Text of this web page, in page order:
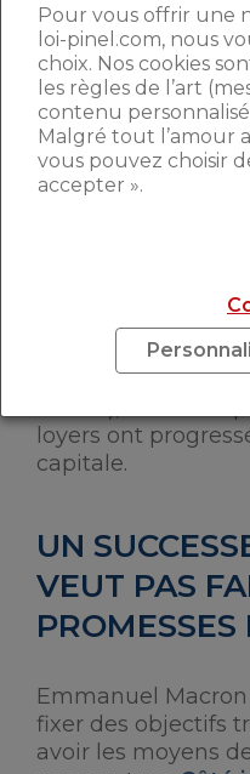
entre 2014 et 2016,
respectent les
logements
la loi Alur (accès
urbanisme rénové)
en vigueur que fin
largement été
(en partie) par le
l’emploi
sur l’encadrement
seulement dans
loyers ont
capitale.
UN
VEUT PAS
Emmanuel
fixer des objectifs
avoir les moyens
Pour vous offrir une
loi-pinel.com, nous
choix. Nos cookies
les règles de l’art
contenu
Malgré tout l’amour
vous pouvez choisir
accepter ».